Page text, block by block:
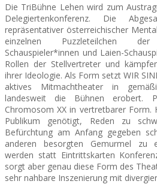
Die TriBühne Lehen wird zum
Delegiertenkonferenz. Die
repräsentativer österreichischer
einzelnen Puzzleteilchen
Schauspieler*innen und Laien-
Rollen der Stellvertreter und
ihrer Ideologie. Als Form setzt WIR
aktives Mitmachtheater in
landesweit die Bühnen erobert.
Chromosom XX in vertretbarer Form.
Publikum genötigt, Reden zu
Befürchtung am Anfang gegeben
anderen besorgten Gemurmel zu
werden statt Eintrittskarten
sorgt aber genau diese Form des
sehr nahbare Inszenierung mit